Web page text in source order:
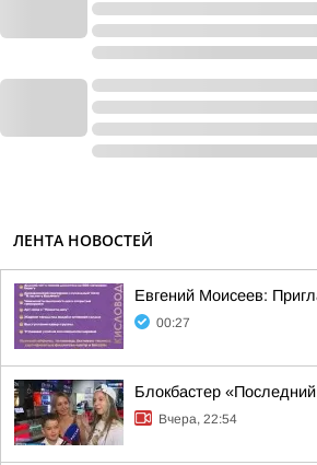
ЛЕНТА НОВОСТЕЙ
Евгений Моисеев:
00:27
Блокбастер
Вчера, 22:54